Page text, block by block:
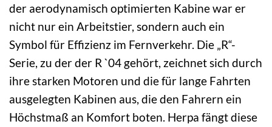
der aerodynamisch optimierten Kabine war er
nicht nur ein Arbeitstier, sondern auch ein
Symbol für Effizienz im Fernverkehr. Die „R“-
Serie, zu der der R `04 gehört, zeichnet sich durch
ihre starken Motoren und die für lange Fahrten
ausgelegten Kabinen aus, die den Fahrern ein
Höchstmaß an Komfort boten. Herpa fängt diese